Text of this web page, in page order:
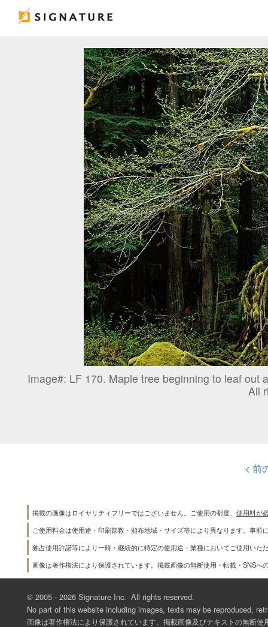
Image#: LF 170. Maple tree beginning to leaf out
All
< 前
掲載の画像はロイヤリティフリーではございません。ご使用の都度、 使用料が
ご使用料金は使用途・印刷部数・頒布地域・サイズ等により異なります。事前
独占使用許諾等により一時・継続的に特定の使用途・業種においてご使用いた
画像は著作権法により保護されています。掲載画像の無断使用・転載・SNSへ
© 2005 - 2026 Signature Inc. All rights reserved.
No part of this website including images, texts may be reproduced,
画像は著作権法により保護されています。掲載画像及びテキストの無断